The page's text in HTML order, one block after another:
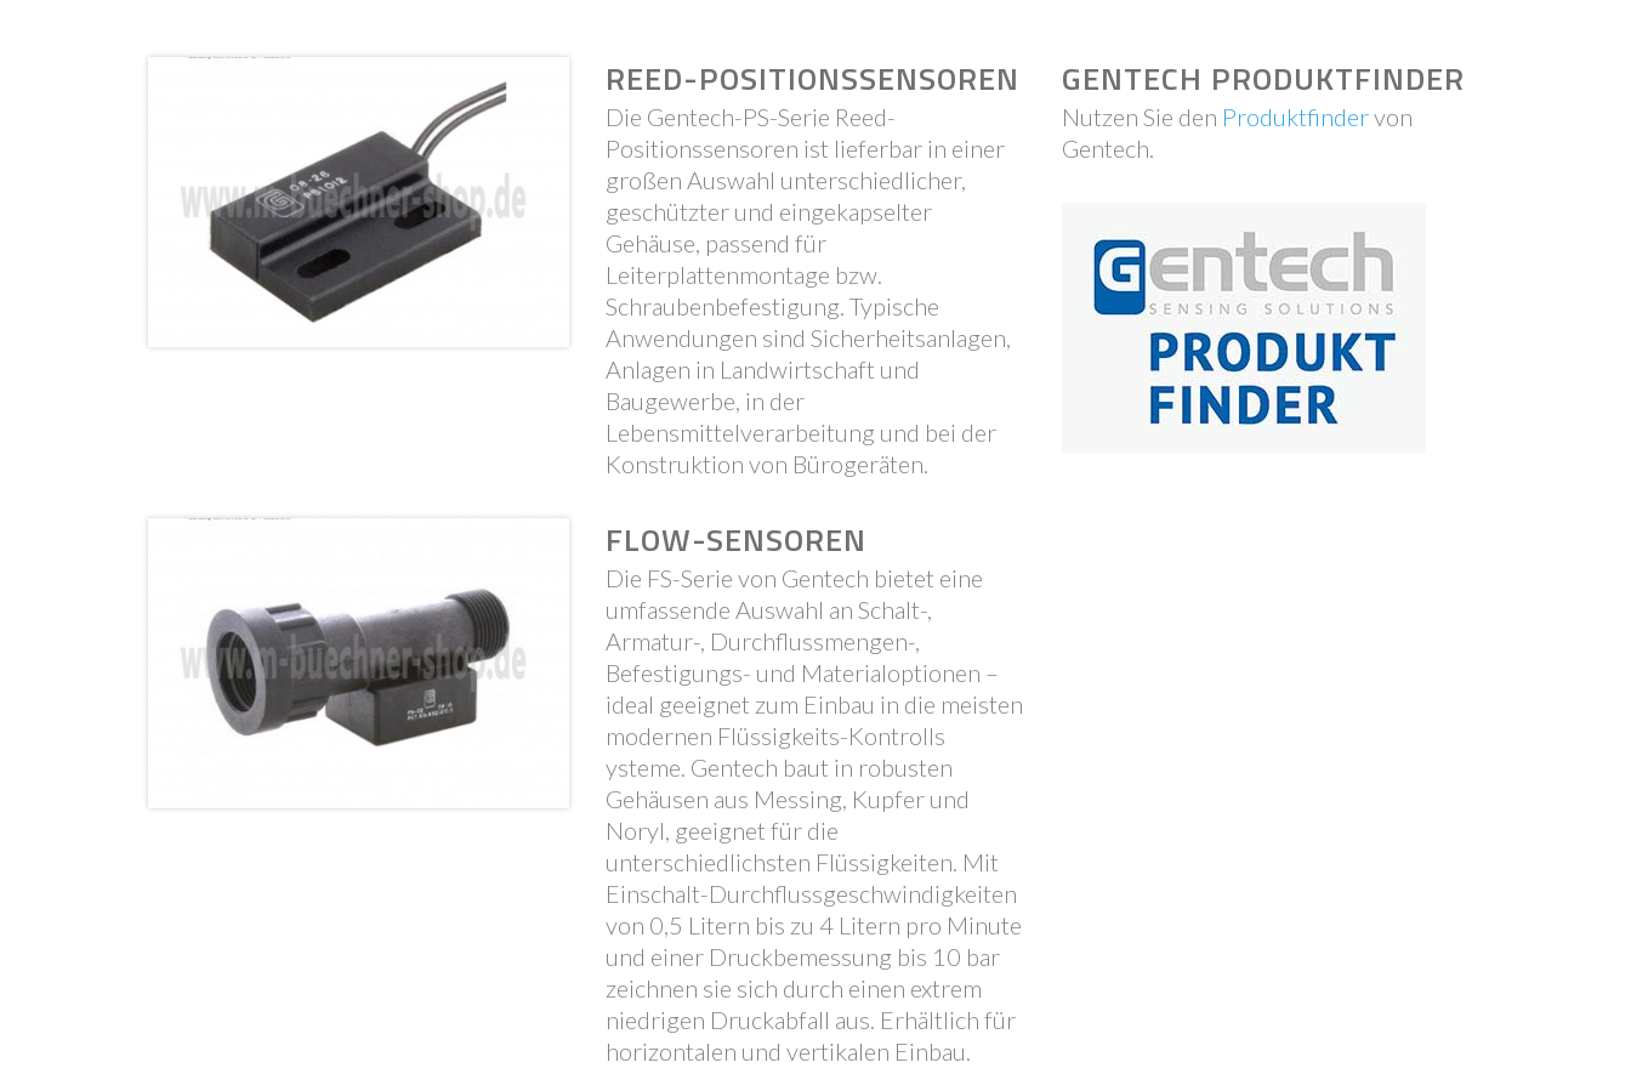
REED-POSITIONSSENSOREN
Die Gentech-PS-Serie Reed-
Positionssensoren ist lieferbar in einer
großen Auswahl unterschiedlicher,
geschützter und eingekapselter
Gehäuse, passend für
Leiterplattenmontage bzw.
Schraubenbefestigung. Typische
Anwendungen sind Sicherheitsanlagen,
Anlagen in Landwirtschaft und
Baugewerbe, in der
Lebensmittelverarbeitung und bei der
Konstruktion von Bürogeräten.
GENTECH PRODUKTFINDER
Nutzen Sie den Produktfindervon
Gentech.
FLOW-SENSOREN
Die FS-Serie von Gentech bietet eine
umfassende Auswahl an Schalt-,
Armatur-, Durchflussmengen-,
Befestigungs- und Materialoptionen –
ideal geeignet zum Einbau in die meisten
modernen Flüssigkeits-Kontrolls
ysteme. Gentech baut in robusten
Gehäusen aus Messing, Kupfer und
Noryl, geeignet für die
unterschiedlichsten Flüssigkeiten. Mit
Einschalt-Durchflussgeschwindigkeiten
von 0,5 Litern bis zu 4 Litern pro Minute
und einer Druckbemessung bis 10 bar
zeichnen sie sich durch einen extrem
niedrigen Druckabfall aus. Erhältlich für
horizontalen und vertikalen Einbau.